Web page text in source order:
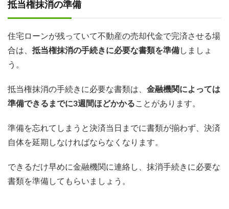
抵当権抹消の準備
住宅ローンが残っていて不動産の売却代金で完済させる場
合は、 抵当権抹消の手続きに必要な書類を準備しましょ
う。
抵当権抹消の手続きに必要な書類は、 金融機関によっては
準備できるまでに3週間ほどかかることがあります。
準備を忘れてしまうと決済当日までに書類が揃わず、決済
自体を延期しなければならなくなります。
できるだけ早めに金融機関に連絡し、抹消手続きに必要な
書類を準備してもらいましょう。